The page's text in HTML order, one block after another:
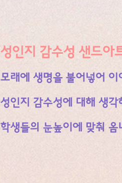
성인지 감수성 샌드아
모래에 생명을 불어넣어
성인지 감수성에 대해 생
학생들의 눈높이에 맞춰